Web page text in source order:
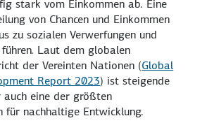
stark vom Einkommen ab. Eine
von Chancen und Einkommen
zu sozialen Verwerfungen und
Laut dem globalen
der Vereinten Nationen (Global
Report 2023) ist steigende
auch eine der größten
für nachhaltige Entwicklung.